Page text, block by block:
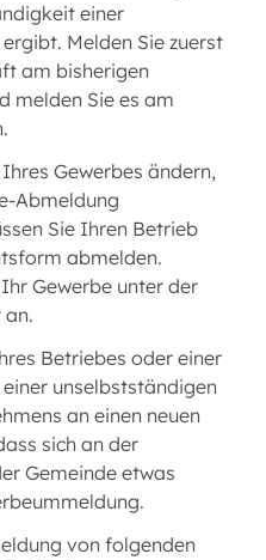
einer
Melden Sie zuerst
am bisherigen
melden Sie es am
Gewerbes ändern,
Abmeldung
Sie Ihren Betrieb
abmelden.
Gewerbe unter der
an.
Betriebes oder einer
unselbstständigen
an einen neuen
sich an der
Gemeinde etwas
von folgenden